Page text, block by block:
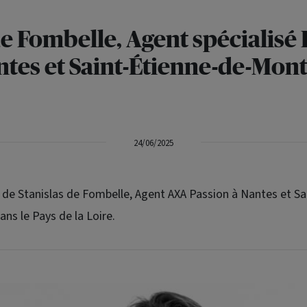
Fombelle, Agent spécialisé
et Saint-Étienne-de-
24/06/2025
Stanislas de Fombelle, Agent AXA Passion à Nantes et
le Pays de la Loire.